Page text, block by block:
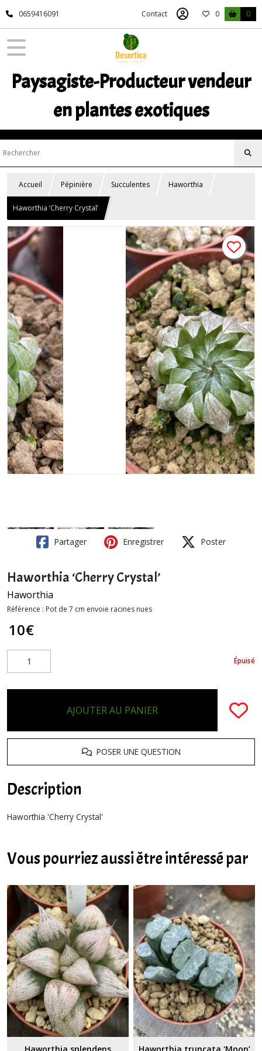
0659416091 Contact 0 0
Paysagiste-Producteur vendeur
en plantes exotiques
Accueil Pépinière Succulentes Haworthia
Haworthia ‘Cherry Crystal’
Partager Enregistrer Poster
Haworthia ‘Cherry Crystal’
Haworthia
Référence : Pot de 7 cm envoie racines nues
10€
Épuisé
AJOUTER AU PANIER
POSER UNE QUESTION
Description
Haworthia 'Cherry Crystal'
Vous pourriez aussi être intéressé par